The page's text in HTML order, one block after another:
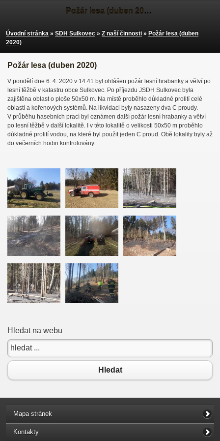
Požár lesa (duben 2020)
Úvodní stránka » SDH Sulkovec » Z naší činnosti » Požár lesa (duben
2020)
Požár lesa (duben 2020)
V pondělí dne 6. 4. 2020 v 14:41 byl ohlášen požár lesní hrabanky a větví po
lesní těžbě v katastru obce Sulkovec. Po příjezdu JSDH Sulkovec byla
zajištěna oblast o ploše 50x50 m. Na místě proběhlo důkladné prolití celé
oblasti a kořenových systémů. Na likvidaci byly nasazeny dva C proudy.
V průběhu hasebních prací byl oznámen další požár lesní hrabanky a větví
po lesní těžbě v další lokalitě. I v této lokalitě o velikosti 50x50 m proběhlo
důkladné prolití vodou, na které byl použit jeden C proud. Obě lokality byly až
do večerních hodin kontrolovány.
Hledat na webu
Hledat
Mapa stránek
Kontakty